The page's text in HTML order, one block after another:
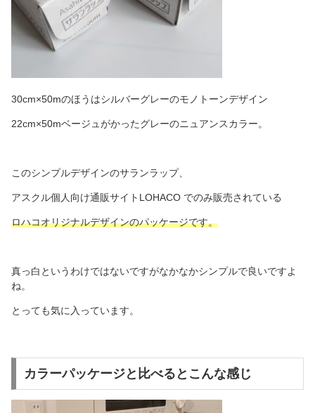
30cm×50mのほうはシルバーグレーのモノトーンデザイン
22cm×50mベージュがかったグレーのニュアンスカラー。
このシンプルデザインのサランラップ、
アスクル個人向け通販サイトLOHACO でのみ販売されている
ロハコオリジナルデザインのパッケージです。
真っ白というわけではないですがなかなかシンプルで良いですよ
ね。
とっても気に入っています。
カラーパッケージと比べるとこんな感じ